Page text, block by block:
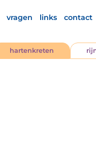
vragen links contact
hartenkreten